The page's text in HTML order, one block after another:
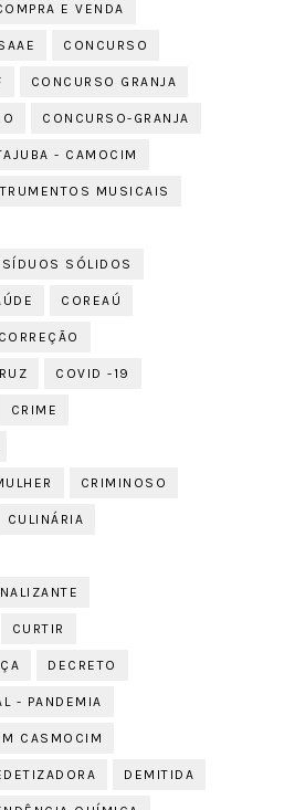
E VENDA
CONCURSO
CONCURSO GRANJA
CONCURSO-GRANJA
- CAMOCIM
MUSICAIS
SÓLIDOS
COREAÚ
CORREÇÃO
COVID -19
CRIME
CRIMINOSO
CULINÁRIA
CURTIR
DECRETO
- PANDEMIA
CASMOCIM
DEMITIDA